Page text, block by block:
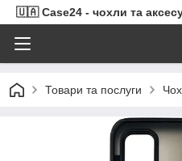
🇺🇦 Case24 - чохли та
Товари та послуги